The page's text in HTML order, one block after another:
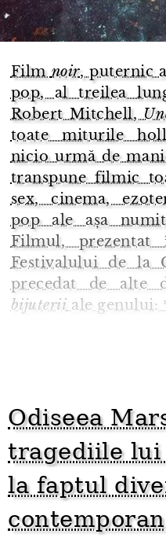
Film noir, puternic
pop, al treilea
Robert Mitchell,
toate miturile
nicio urmă de
transpune filmic
sex, cinema,
pop ale așa
Filmul,
Festivalului de la
precedat de alte
bijuterii ale genului:
Odiseea
tragediile lui
la faptul
contemporan